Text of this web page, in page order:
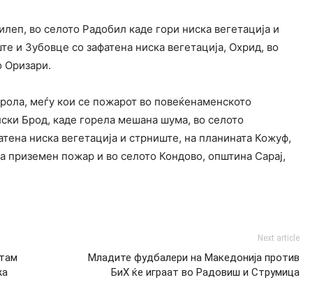
во селото Радобил каде гори ниска вегетација и
и Зубовце со зафатена ниска вегетација, Охрид, во
Оризари.
меѓу кои се пожарот во повеќенаменското
Брод, каде горела мешана шума, во селото
ниска вегетација и стрниште, на планината Кожуф,
приземен пожар и во селото Кондово, општина Сарај,
Next article
Младите фудбалери на Македонија против
БиХ ќе играат во Радовиш и Струмица